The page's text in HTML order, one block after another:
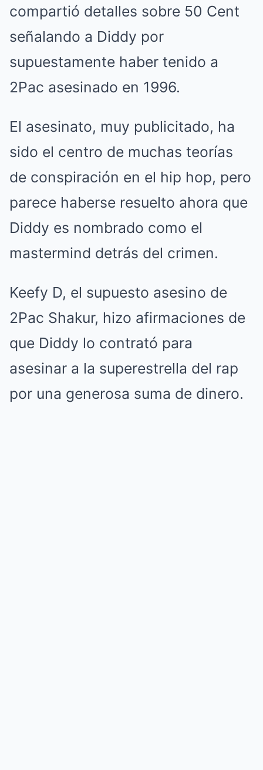
compartió detalles sobre 50 Cent
señalando a Diddy por
supuestamente haber tenido a
2Pac asesinado en 1996.
El asesinato, muy publicitado, ha
sido el centro de muchas teorías
de conspiración en el hip hop, pero
parece haberse resuelto ahora que
Diddy es nombrado como el
mastermind detrás del crimen.
Keefy D, el supuesto asesino de
2Pac Shakur, hizo afirmaciones de
que Diddy lo contrató para
asesinar a la superestrella del rap
por una generosa suma de dinero.